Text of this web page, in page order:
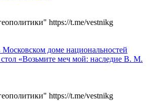
https://t.me/vestnikg
доме национальностей
стол «Возьмите меч мой: наследие В. М.
https://t.me/vestnikg